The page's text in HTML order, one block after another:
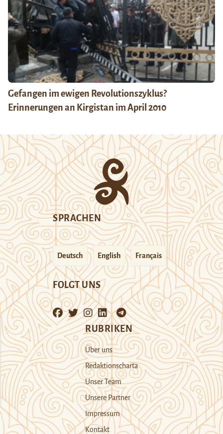
Gefangen im ewigen Revolutionszyklus?
Erinnerungen an Kirgistan im April 2010
SPRACHEN
Deutsch English Français
FOLGT UNS
RUBRIKEN
Über uns
Redaktionscharta
Unser Team
Unsere Partner
Impressum
Kontakt